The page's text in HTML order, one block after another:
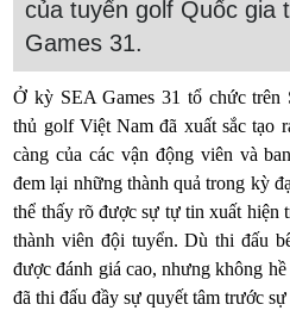
của tuyển golf Quốc gia
Games 31.
Ở kỳ SEA Games 31 tổ chức
thủ golf Việt Nam đã xuất sắc tạo
càng của các vận động viên và
đem lại những thành quả trong kỳ
thể thấy rõ được sự tự tin xuất hiện
thành viên đội tuyển. Dù thi đấu
được đánh giá cao, nhưng không
đã thi đấu đầy sự quyết tâm trước